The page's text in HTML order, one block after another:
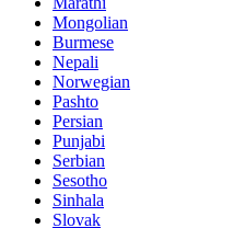
Mongolian
Burmese
Nepali
Norwegian
Pashto
Persian
Punjabi
Serbian
Sesotho
Sinhala
Slovak